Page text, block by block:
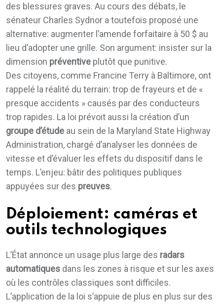
des blessures graves. Au cours des débats, le
sénateur Charles Sydnor a toutefois proposé une
alternative: augmenter l’amende forfaitaire à 50 $ au
lieu d’adopter une grille. Son argument: insister sur la
dimension préventive plutôt que punitive.
Des citoyens, comme Francine Terry à Baltimore, ont
rappelé la réalité du terrain: trop de frayeurs et de «
presque accidents » causés par des conducteurs
trop rapides. La loi prévoit aussi la création d’un
groupe d’étude au sein de la Maryland State Highway
Administration, chargé d’analyser les données de
vitesse et d’évaluer les effets du dispositif dans le
temps. L’enjeu: bâtir des politiques publiques
appuyées sur des preuves.
Déploiement: caméras et
outils technologiques
L’État annonce un usage plus large des radars
automatiques dans les zones à risque et sur les axes
où les contrôles classiques sont difficiles.
L’application de la loi s’appuie de plus en plus sur des